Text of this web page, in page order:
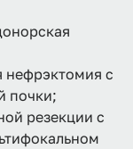
нефрэктомия с
почки;
резекции с